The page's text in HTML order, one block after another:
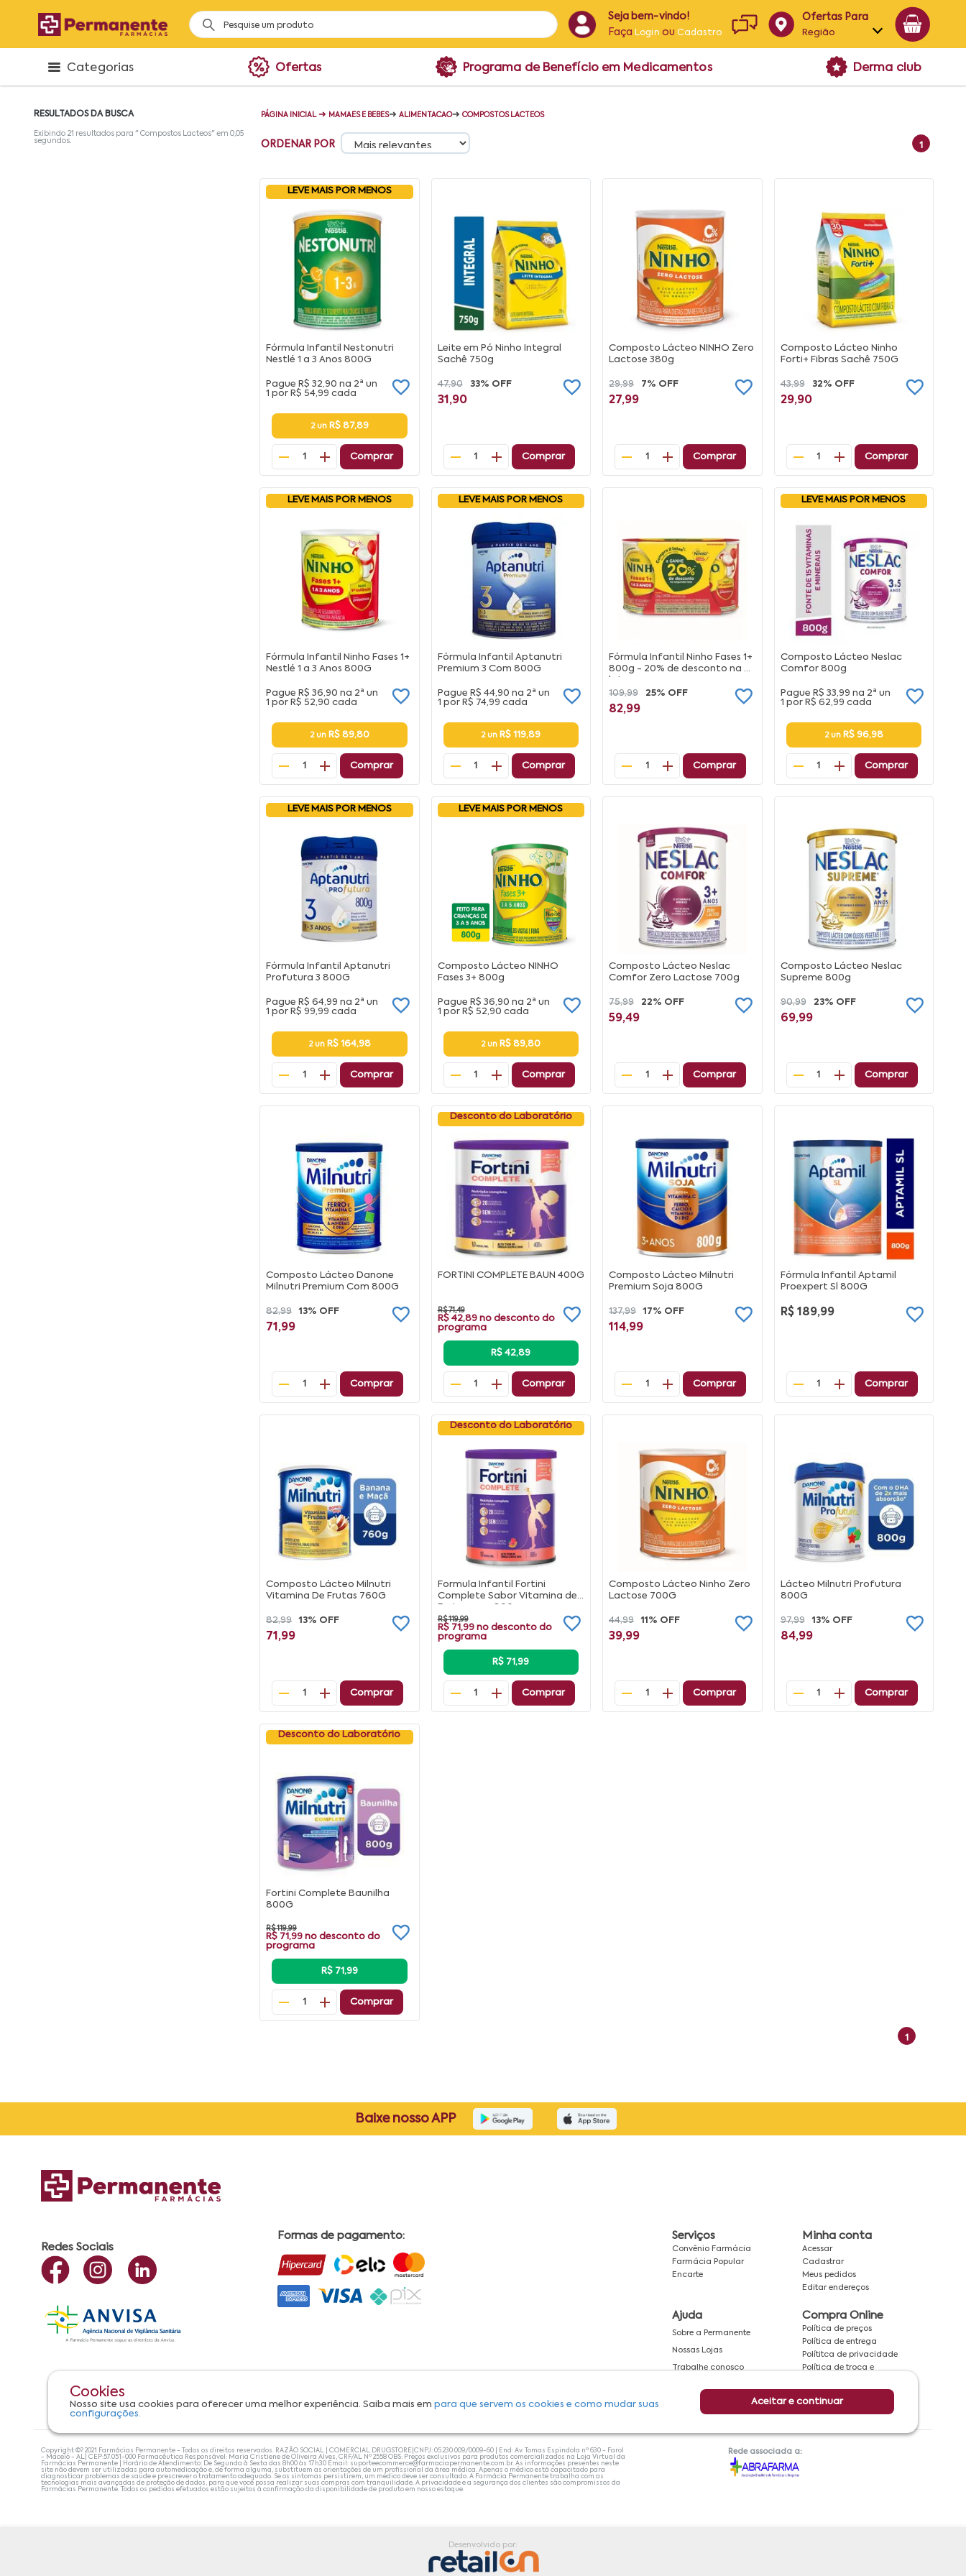
Seja bem-vindo!
Faça Login ouCadastro
Ofertas Para
Região
Alagoas
Categorias Ofertas Programa de Benefício em Medicamentos Derma club
RESULTADOS DA BUSCA
Exibindo 21 resultados para " Compostos Lacteos" em 0,05
segundos.
PÁGINA INICIAL ➜ MAMAES E BEBES➜ ALIMENTACAO➜ COMPOSTOS LACTEOS
ORDENAR POR 1
LEVE MAIS POR MENOS
Fórmula Infantil Nestonutri
Nestlé 1 a 3 Anos 800G
Pague R$ 32,90 na 2ª un
1 por R$ 54,99 cada
2 un R$ 87,89
1 Comprar
Leite em Pó Ninho Integral
Sachê 750g
47,90 33% OFF
31,90
1 Comprar
Composto Lácteo NINHO Zero
Lactose 380g
29,99 7% OFF
27,99
1 Comprar
Composto Lácteo Ninho
Forti+ Fibras Sachê 750G
43,99 32% OFF
29,90
1 Comprar
LEVE MAIS POR MENOS
Fórmula Infantil Ninho Fases 1+
Nestlé 1 a 3 Anos 800G
Pague R$ 36,90 na 2ª un
1 por R$ 52,90 cada
2 un R$ 89,80
1 Comprar
LEVE MAIS POR MENOS
Fórmula Infantil Aptanutri
Premium 3 Com 800G
Pague R$ 44,90 na 2ª un
1 por R$ 74,99 cada
2 un R$ 119,89
1 Comprar
Fórmula Infantil Ninho Fases 1+
800g - 20% de desconto na 2ª
lata
109,99
25% OFF
82,99
1 Comprar
LEVE MAIS POR MENOS
Composto Lácteo Neslac
Comfor 800g
Pague R$ 33,99 na 2ª un
1 por R$ 62,99 cada
2 un R$ 96,98
1 Comprar
LEVE MAIS POR MENOS
Fórmula Infantil Aptanutri
Profutura 3 800G
Pague R$ 64,99 na 2ª un
1 por R$ 99,99 cada
2 un R$ 164,98
1 Comprar
LEVE MAIS POR MENOS
Composto Lácteo NINHO
Fases 3+ 800g
Pague R$ 36,90 na 2ª un
1 por R$ 52,90 cada
2 un R$ 89,80
1 Comprar
Composto Lácteo Neslac
Comfor Zero Lactose 700g
75,99 22% OFF
59,49
1 Comprar
Composto Lácteo Neslac
Supreme 800g
90,99 23% OFF
69,99
1 Comprar
Composto Lácteo Danone
Milnutri Premium Com 800G
82,99 13% OFF
71,99
1 Comprar
Desconto do Laboratório
FORTINI COMPLETE BAUN 400G
R$ 71,49
R$ 42,89 no desconto do
programa
R$ 42,89
1 Comprar
Composto Lácteo Milnutri
Premium Soja 800G
137,99 17% OFF
114,99
1 Comprar
Fórmula Infantil Aptamil
Proexpert Sl 800G
R$ 189,99
1 Comprar
Composto Lácteo Milnutri
Vitamina De Frutas 760G
82,99 13% OFF
71,99
1 Comprar
Desconto do Laboratório
Formula Infantil Fortini
Complete Sabor Vitamina de
Frutas com 800g
R$ 119,99
R$ 71,99 no desconto do
programa
R$ 71,99
1 Comprar
Composto Lácteo Ninho Zero
Lactose 700G
44,99 11% OFF
39,99
1 Comprar
Lácteo Milnutri Profutura
800G
97,99 13% OFF
84,99
1 Comprar
Desconto do Laboratório
Fortini Complete Baunilha
800G
R$ 119,99
R$ 71,99 no desconto do
programa
R$ 71,99
1 Comprar
1
Cookies
Nosso site usa cookies para oferecer uma melhor experiência. Saiba mais empara que servem os cookies e como mudar suas
configurações.
Aceitar e continuar
Baixe nosso APP
Redes Sociais
Formas de pagamento: Serviços
Convênio Farmácia
Farmácia Popular
Encarte
Minha conta
Acessar
Cadastrar
Meus pedidos
Editar endereços
Ajuda
Sobre a Permanente
Nossas Lojas
Trabalhe conosco
Compra Online
Política de preços
Política de entrega
Polítitca de privacidade
Política de troca e
Política de cancelamento
Copyright ©? 2021 Farmácias Permanente - Todos os direitos reservados. RAZÃO SOCIAL | COMERCIAL DRUGSTORE|CNPJ: 05.230.009/0009-60 | End: Av. Tomas Espindola nº 630 - Farol
- Maceió - AL| CEP:57.051-000 Farmacêutica Responsável: Maria Cristiene de Oliveira Alves, CRF/AL Nº 2558 OBS: Preços exclusivos para produtos comercializados na Loja Virtual da
Farmácias Permanente | Horário de Atendimento: De Segunda à Sexta das 8h00 às 17h30 Email: suporteecommerce@farmaciapermanente.com.br. As informações presentes neste
site não devem ser utilizadas para automedicação e, de forma alguma, substituem as orientações de um profissional da área médica. Apenas o médico está capacitado para
diagnosticar problemas de saúde e prescrever o tratamento adequado. Se os sintomas persistirem, um médico deve ser consultado. A Farmácia Permanente trabalha com as
tecnologias mais avançadas de proteção de dados, para que você possa realizar suas compras com tranquilidade. A privacidade e a segurança dos clientes são compromissos da
Farmácias Permanente. Todos os pedidos efetuados estão sujeitos à confirmação da disponibilidade de produto em nosso estoque.
Rede associada a:
Desenvolvido por: